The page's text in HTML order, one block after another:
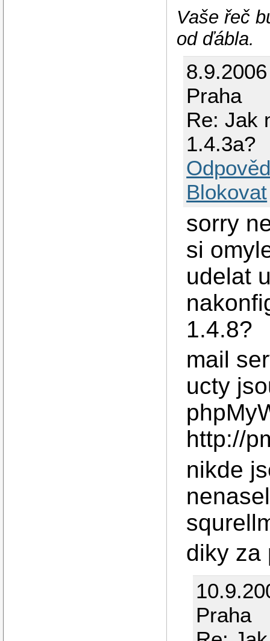
Vaše řeč
od ďábla.
Praha
Re: Jak
1.4.3a?
Blokovat
sorry
si
udelat
1.4.8?
mail
ucty
http://
nikde
diky za
Praha